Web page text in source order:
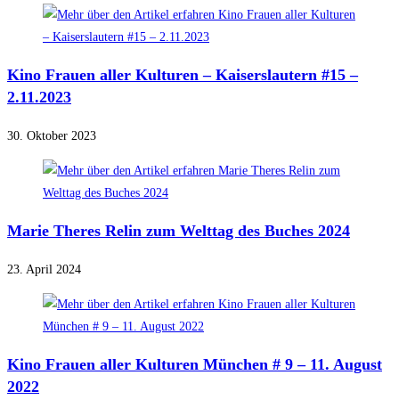
Kino Frauen aller Kulturen – Kaiserslautern #15 –
2.11.2023
30. Oktober 2023
Marie Theres Relin zum Welttag des Buches 2024
23. April 2024
Kino Frauen aller Kulturen München # 9 – 11. August
2022